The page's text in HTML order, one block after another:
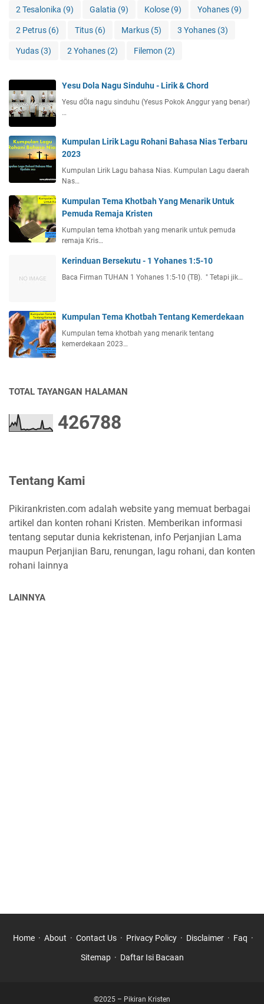
2 Tesalonika (9) Galatia (9) Kolose (9) Yohanes (9)
2 Petrus (6) Titus (6) Markus (5) 3 Yohanes (3)
Yudas (3) 2 Yohanes (2) Filemon (2)
Yesu Dola Nagu Sinduhu - Lirik & Chord
Yesu dÖla nagu sinduhu (Yesus Pokok Anggur yang benar)
…
Kumpulan Lirik Lagu Rohani Bahasa Nias Terbaru
2023
Kumpulan Lirik Lagu bahasa Nias. Kumpulan Lagu daerah
Nas…
Kumpulan Tema Khotbah Yang Menarik Untuk
Pemuda Remaja Kristen
Kumpulan tema khotbah yang menarik untuk pemuda
remaja Kris…
Kerinduan Bersekutu - 1 Yohanes 1:5-10
Baca Firman TUHAN 1 Yohanes 1:5-10 (TB). " Tetapi jik…
Kumpulan Tema Khotbah Tentang Kemerdekaan
Kumpulan tema khotbah yang menarik tentang
kemerdekaan 2023…
TOTAL TAYANGAN HALAMAN
426788
Tentang Kami
Pikirankristen.com adalah website yang memuat berbagai
artikel dan konten rohani Kristen. Memberikan informasi
tentang seputar dunia kekristenan, info Perjanjian Lama
maupun Perjanjian Baru, renungan, lagu rohani, dan konten
rohani lainnya
LAINNYA
Home About Contact Us Privacy Policy Disclaimer Faq
Sitemap Daftar Isi Bacaan
©2025 – Pikiran Kristen